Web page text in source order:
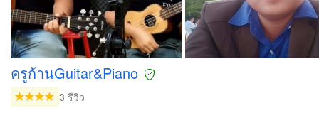
ครูก้านGuitar&Piano
3 รีวิว